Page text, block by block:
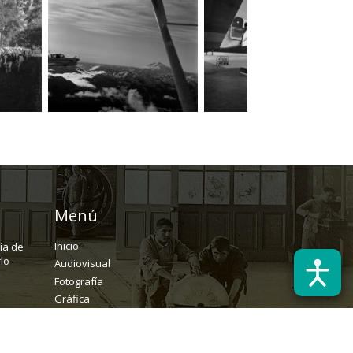
de
Menú
Inicio
Audiovisual
Fotografía
Gráfica